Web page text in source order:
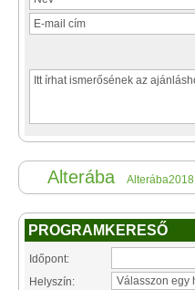
Alterába Alterába2018
PROGRAMKERESŐ
Időpont:
Helyszín: